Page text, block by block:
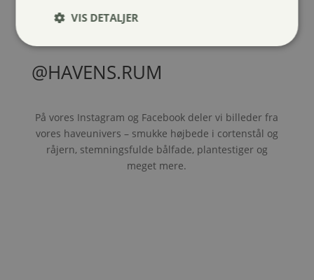
@HAVENS.RUM
På vores Instagram og Facebook deler vi billeder fra
vores haveunivers – smukke højbede i cortenstål og
råjern, stemningsfulde bålfade, plantestiger og
meget mere.
VIS DETALJER